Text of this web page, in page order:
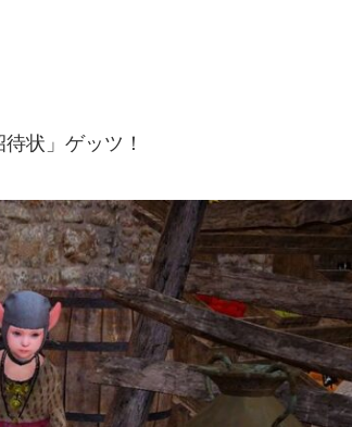
状」ゲッツ！